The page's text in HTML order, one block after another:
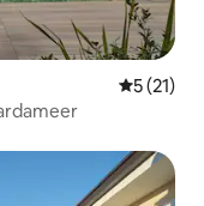
5 (21)